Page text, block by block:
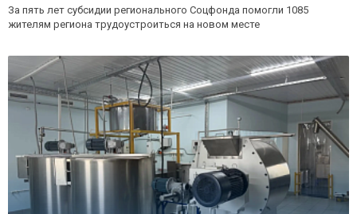
За пять лет субсидии регионального Соцфонда помогли 1085
жителям региона трудоустроиться на новом месте